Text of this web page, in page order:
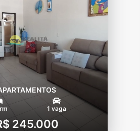
1 vaga
245.000